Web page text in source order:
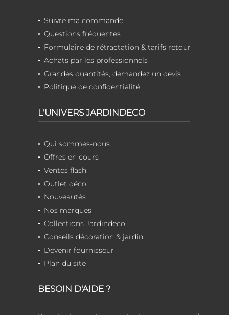
Suivre ma commande
Questions fréquentes
Formulaire de rétractation & tarifs retour
Achats par les professionnels
Grandes quantités, demandez un devis
Politique de confidentialité
L'UNIVERS JARDINDECO
Qui sommes-nous
Offres en cours
Ventes flash
Outlet déco
Nouveautés
Nos marques
Collections Jardindeco
Conseils décoration & jardin
Devenir fournisseur
Plan du site
BESOIN D'AIDE ?